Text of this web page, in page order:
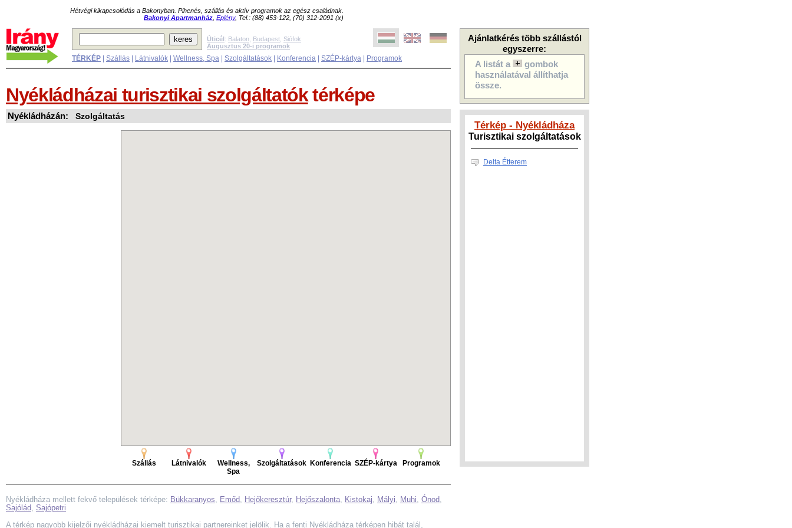
Hétvégi kikapcsolódás a Bakonyban. Pihenés, szállás és aktív programok az egész családnak.
Bakonyi Apartmanház Eplény, Tel.: (88) 453-122, (70) 312-2091 (x)
Ajánlatkérés több szállástól
egyszerre:
A listát a
gombok
használatával állíthatja
össze.
Térkép - Nyékládháza
Turisztikai szolgáltatások
Delta Étterem
Úticél: Balaton Budapest Siófok
Augusztus 20-i programok
TÉRKÉP Szállás Látnivalók Wellness, Spa Szolgáltatások Konferencia SZÉP-kártya Programok
Nyékládházai turisztikai szolgáltatóktérképe
Nyékládházán: Szolgáltatás
Szállás Látnivalók
Wellness,
Spa
Szolgáltatások Konferencia SZÉP-kártya Programok
Nyékládháza mellett fekvő települések térképe: Bükkaranyos, Emőd, Hejőkeresztúr, Hejőszalonta, Kistokaj, Mályi, Muhi, Ónod,
Sajólád, Sajópetri
A térkép nagyobb kijelzői nyékládházai kiemelt turisztikai partnereinket jelölik. Ha a fenti Nyékládháza térképen hibát talál,